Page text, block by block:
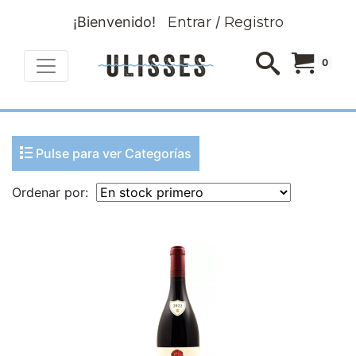
¡Bienvenido! Entrar/ Registro
0
Pulse para ver Categorías
Ordenar por: